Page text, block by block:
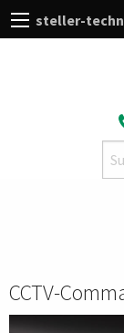
steller-
CCTV-